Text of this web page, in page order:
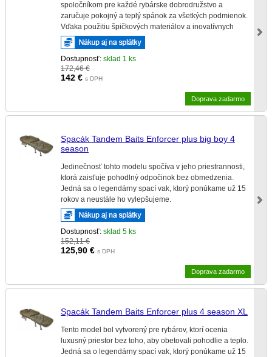
spoločníkom pre každé rybárske dobrodružstvo a
zaručuje pokojný a teplý spánok za všetkých podmienok.
Vďaka použitiu špičkových materiálov a inovatívnych
riešení je tento kaprársky spací vak ideálnou voľbou.
Dostupnosť:sklad 1 ks
172,46 €
142 € s DPH
Doprava zadarmo
Spacák Tandem Baits Enforcer plus big boy 4
season
Jedinečnosť tohto modelu spočíva v jeho priestrannosti,
ktorá zaisťuje pohodlný odpočinok bez obmedzenia.
Jedná sa o legendárny spací vak, ktorý ponúkame už 15
rokov a neustále ho vylepšujeme.
Dostupnosť:sklad 5 ks
152,11 €
125,90 € s DPH
Doprava zadarmo
Spacák Tandem Baits Enforcer plus 4 season XL
Tento model bol vytvorený pre rybárov, ktorí ocenia
luxusný priestor bez toho, aby obetovali pohodlie a teplo.
Jedná sa o legendárny spací vak, ktorý ponúkame už 15